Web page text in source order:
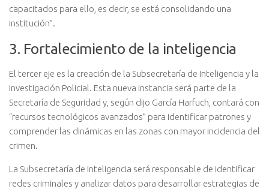
capacitados para ello, es decir, se está consolidando una
institución”.
3. Fortalecimiento de la inteligencia
El tercer eje es la creación de la Subsecretaría de Inteligencia y la
Investigación Policial. Esta nueva instancia será parte de la
Secretaría de Seguridad y, según dijo García Harfuch, contará con
“recursos tecnológicos avanzados” para identificar patrones y
comprender las dinámicas en las zonas con mayor incidencia del
crimen.
La Subsecretaría de Inteligencia será responsable de identificar
redes criminales y analizar datos para desarrollar estrategias de